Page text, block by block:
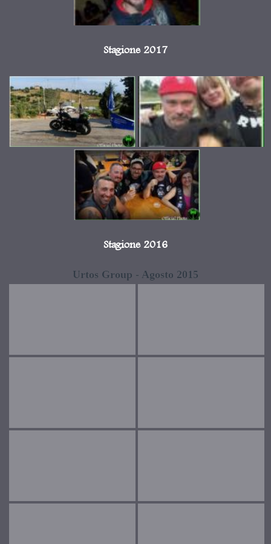
Stagione 2017
Stagione 2016
Urtos Group - Agosto 2015